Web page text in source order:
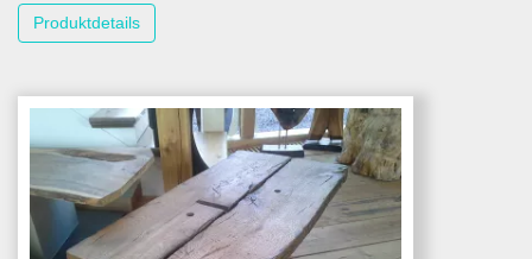
Produktdetails